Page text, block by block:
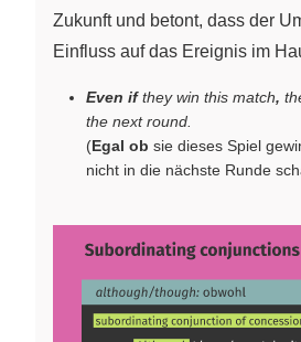
Zukunft und betont, dass der
Einfluss auf das Ereignis im
Even ifthey win this match,
the next round.
(Egal ob sie dieses Spiel
nicht in die nächste Runde